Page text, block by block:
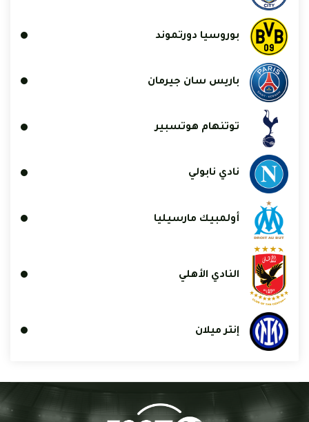
بوروسيا دورتموند
باريس سان جيرمان
توتنهام هوتسبير
نادي نابولي
أولمبيك مارسيليا
النادي الأهلي
إنتر ميلان